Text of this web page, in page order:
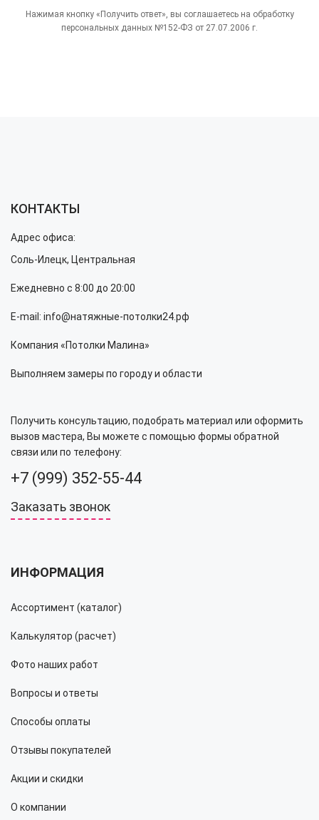
Нажимая кнопку «Получить ответ», вы соглашаетесь на обработку
персональных данных №152-ФЗ от 27.07.2006 г.
КОНТАКТЫ
Адрес офиса:
Соль-Илецк, Центральная
Ежедневно с 8:00 до 20:00
E-mail: info@натяжные-потолки24.рф
Компания «Потолки Малина»
Выполняем замеры по городу и области
Получить консультацию, подобрать материал или оформить
вызов мастера, Вы можете с помощью формы обратной
связи или по телефону:
+7 (999) 352-55-44
Заказать звонок
ИНФОРМАЦИЯ
Ассортимент (каталог)
Калькулятор (расчет)
Фото наших работ
Вопросы и ответы
Способы оплаты
Отзывы покупателей
Акции и скидки
О компании